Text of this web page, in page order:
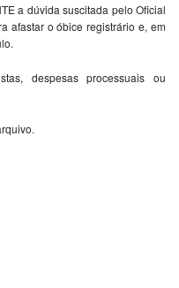
a dúvida suscitada pelo Oficial
afastar o óbice registrário e, em
despesas processuais ou